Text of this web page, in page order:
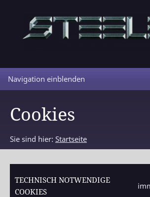
Navigation einblenden
Cookies
Sie sind hier: Startseite
TECHNISCH NOTWENDIGE
COOKIES